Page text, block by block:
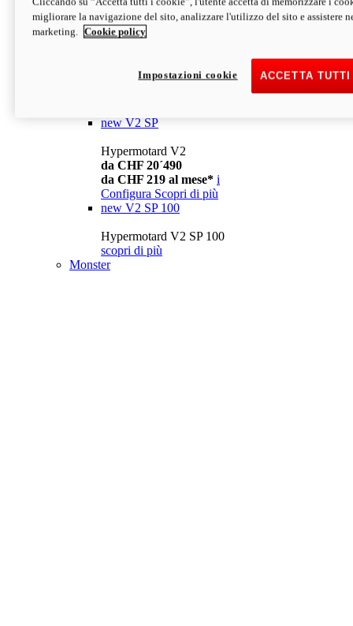
da CHF 13´990
Configura Scopri di più
newV2
da CHF 15´990
new V2 SP
Hypermotard V2
da CHF 20´490
da CHF 219 al mese* i
Configura Scopri di più
new V2 SP 100
Hypermotard V2 SP 100
scopri di più
Monster
migliorare la navigazione del sito, analizzare l'utilizzo del sito e assistere
marketing.
Cookie policy
ACCETTA
Impostazioni cookie